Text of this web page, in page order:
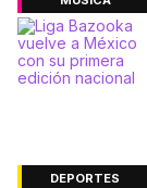
DEPORTES